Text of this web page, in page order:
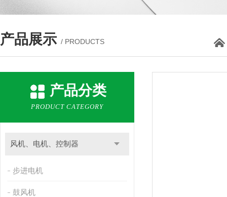
产品展示 / PRODUCTS
产品分类
PRODUCT CATEGORY
风机、电机、控制器
步进电机
鼓风机